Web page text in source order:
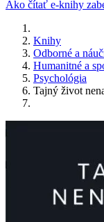
Ako čítať e-knihy
Knihy
Odborné a
Humanitné a
Psychológia
Tajný život